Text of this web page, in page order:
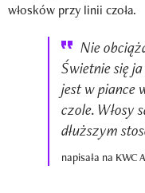
włosków przy linii czoła.
Nie
Świetnie się
jest w piance
czole. Włosy
dłuższym
napisała na KWC